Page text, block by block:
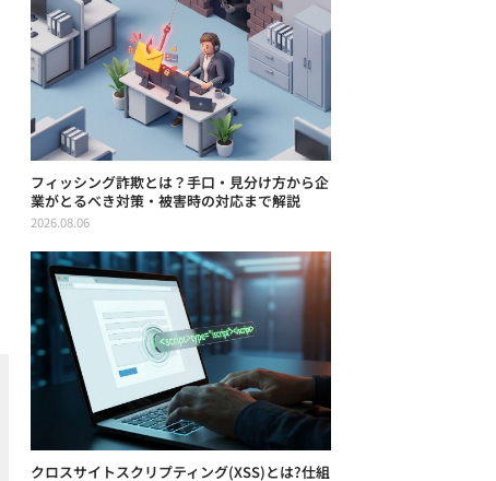
フィッシング詐欺とは？手口・見分け方から企
業がとるべき対策・被害時の対応まで解説
2026.08.06
クロスサイトスクリプティング(XSS)とは?仕組